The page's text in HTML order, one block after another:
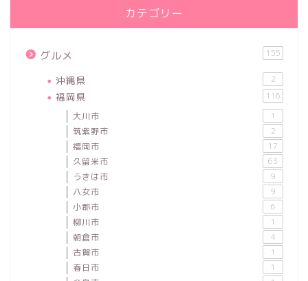
カテゴリー
グルメ 155
沖縄県 2
福岡県 116
大川市 1
筑紫野市 2
福岡市 17
久留米市 63
うきは市 9
八女市 9
小郡市 6
柳川市 1
朝倉市 4
古賀市 1
春日市 1